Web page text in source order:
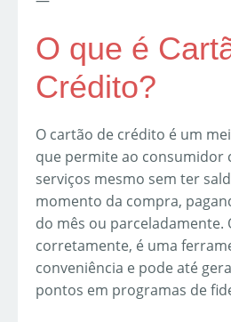
O que é
Crédito?
O cartão de crédito é um
que permite ao consumidor
serviços mesmo sem ter
momento da compra,
do mês ou parceladamente.
corretamente, é uma
conveniência e pode até
pontos em programas de